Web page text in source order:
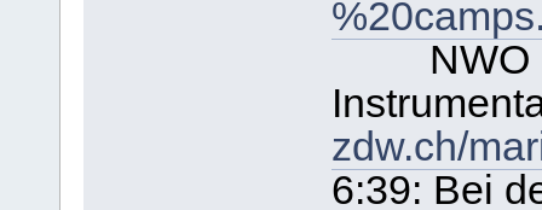
NWO -
zdw.ch/
6:39: Bei